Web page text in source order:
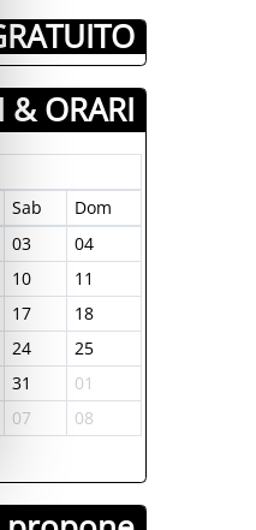
& ORARI
Sab
Dom
03
04
10
11
17
18
24
25
31
01
07 08